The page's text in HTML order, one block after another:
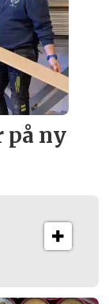
på ny